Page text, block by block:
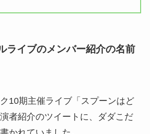
ライブのメンバー紹介の名前
10期主催ライブ「スプーンはど
者紹介のツイートに、ダダこだ